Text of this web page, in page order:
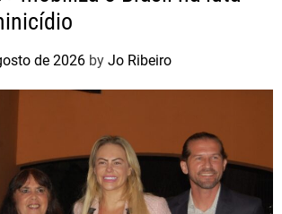
de 2026 by Jo Ribeiro